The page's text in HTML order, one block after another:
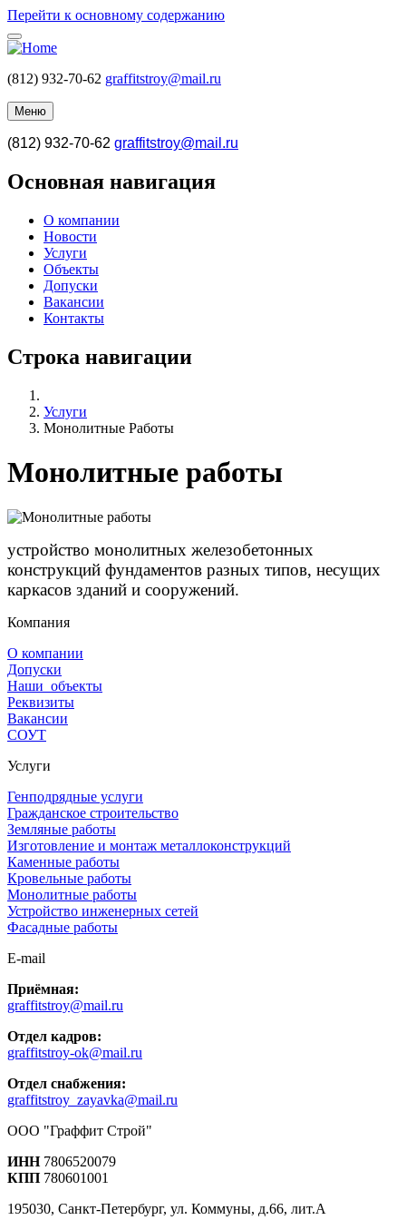
Перейти к основному содержанию
(812) 932-70-62 graffitstroy@mail.ru
Меню
(812) 932-70-62 graffitstroy@mail.ru
Основная навигация
О компании
Новости
Услуги
Объекты
Допуски
Вакансии
Контакты
Строка навигации
Услуги
Монолитные Работы
Монолитные работы
устройство монолитных железобетонных
конструкций фундаментов разных типов, несущих
каркасов зданий и сооружений.
Компания
О компании
Допуски
Наши объекты
Реквизиты
Вакансии
СОУТ
Услуги
Генподрядные услуги
Гражданское строительство
Земляные работы
Изготовление и монтаж металлоконструкций
Каменные работы
Кровельные работы
Монолитные работы
Устройство инженерных сетей
Фасадные работы
E-mail
Приёмная:
graffitstroy@mail.ru
Отдел кадров:
graffitstroy-ok@mail.ru
Отдел снабжения:
graffitstroy_zayavka@mail.ru
ООО "Граффит Строй"
ИНН 7806520079
КПП 780601001
195030, Санкт-Петербург, ул. Коммуны, д.66, лит.А